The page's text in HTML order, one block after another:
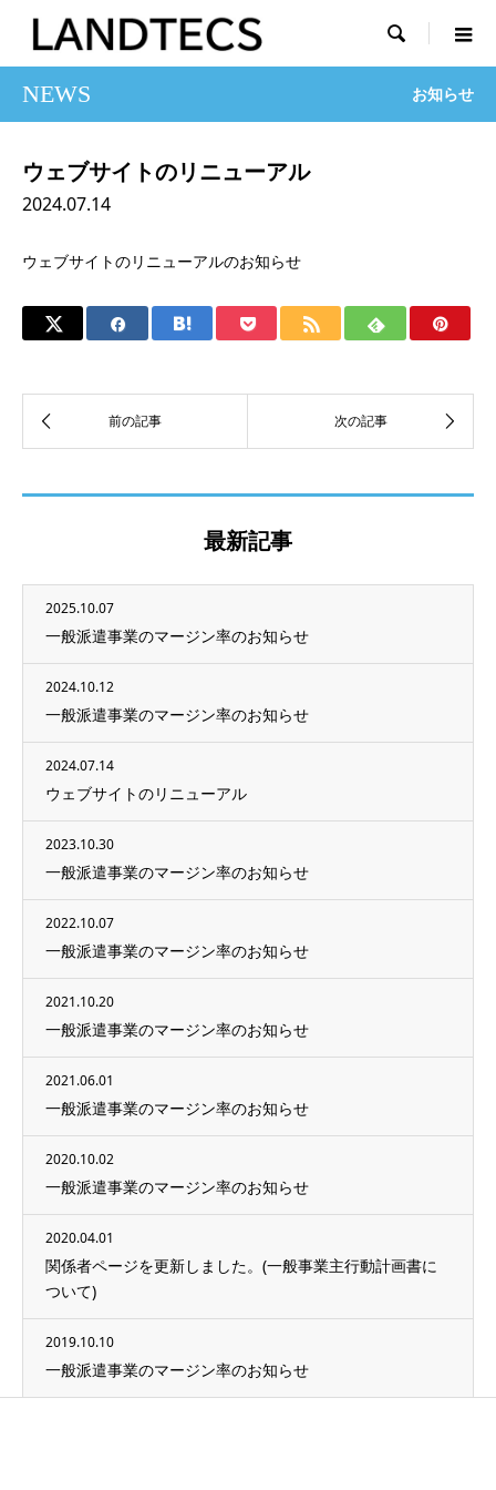

NEWS お知らせ
ウェブサイトのリニューアル
2024.07.14
ウェブサイトのリニューアルのお知らせ
最新記事
2025.10.07
一般派遣事業のマージン率のお知らせ
2024.10.12
一般派遣事業のマージン率のお知らせ
2024.07.14
ウェブサイトのリニューアル
2023.10.30
一般派遣事業のマージン率のお知らせ
2022.10.07
一般派遣事業のマージン率のお知らせ
2021.10.20
一般派遣事業のマージン率のお知らせ
2021.06.01
一般派遣事業のマージン率のお知らせ
2020.10.02
一般派遣事業のマージン率のお知らせ
2020.04.01
関係者ページを更新しました。(一般事業主行動計画書に
ついて)
2019.10.10
一般派遣事業のマージン率のお知らせ